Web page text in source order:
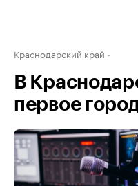
Краснодарский край
В
первое